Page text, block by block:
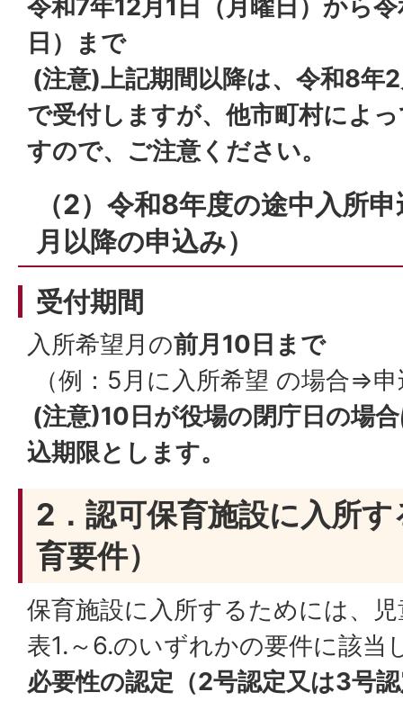
令和7年12月1日（月曜日）から
日）まで
(注意)上記期間以降は、令和8年
で受付しますが、他市町村によ
すので、ご注意ください。
（2）令和8年度の途中入所
月以降の申込み）
受付期間
入所希望月の前月10日まで
（例：5月に入所希望 の場合⇒
(注意)10日が役場の閉庁日の場
込期限とします。
2．認可保育施設に入所
育要件）
保育施設に入所するためには、
表1.～6.のいずれかの要件に該当
必要性の認定（2号認定又は3号